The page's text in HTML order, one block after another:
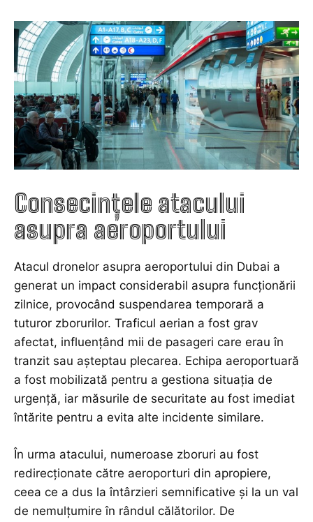
Consecințele atacului
asupra aeroportului
Atacul dronelor asupra aeroportului din Dubai a
generat un impact considerabil asupra funcționării
zilnice, provocând suspendarea temporară a
tuturor zborurilor. Traficul aerian a fost grav
afectat, influențând mii de pasageri care erau în
tranzit sau așteptau plecarea. Echipa aeroportuară
a fost mobilizată pentru a gestiona situația de
urgență, iar măsurile de securitate au fost imediat
întărite pentru a evita alte incidente similare.
În urma atacului, numeroase zboruri au fost
redirecționate către aeroporturi din apropiere,
ceea ce a dus la întârzieri semnificative și la un val
de nemulțumire în rândul călătorilor. De